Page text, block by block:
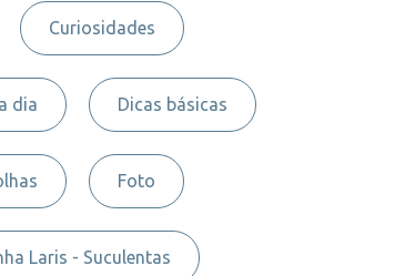
Curiosidades
dia Dicas básicas
Foto
Laris - Suculentas